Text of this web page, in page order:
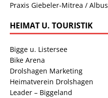
Praxis Giebeler-Mitrea / Albus
HEIMAT U. TOURISTIK
Bigge u. Listersee
Bike Arena
Drolshagen Marketing
Heimatverein Drolshagen
Leader – Biggeland